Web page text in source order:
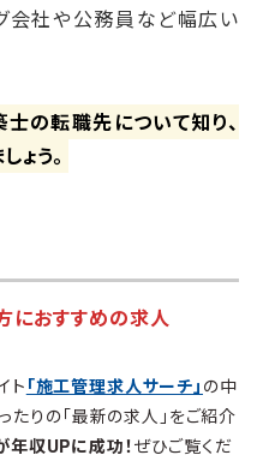
会社や公務員など幅広い
の転職先について知り、
う。
におすすめの求人
ト 「施工管理求人サーチ」 の中
たりの「最新の求人」をご紹介
収UPに成功！ぜひご覧くだ